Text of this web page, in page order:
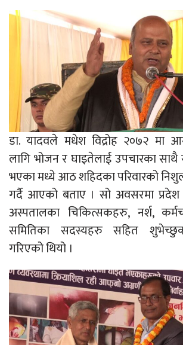
डा. यादवले मधेश विद्रोह २०७२ मा
लागि भोजन र घाइतेलाई उपचारका साथै
भएका मध्ये आठ शहिदका परिवारको
गर्दै आएको बताए । सो अवसरमा प्रदेश
अस्पतालका चिकित्सकहरु, नर्श,
समितिका सदस्यहरु सहित
गरिएको थियो ।